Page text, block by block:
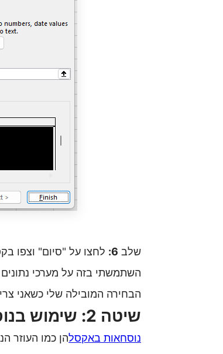
שלב 6: לחצו על "סיום" וצפו
השתמשתי בזה על מערכי
הבחירה המובילה שלי כשאני
שיטה 2: שימוש בנוסחאות להסרת אפסים מובילים באקסל
נוסחאות באקסלהן כמו העוזר